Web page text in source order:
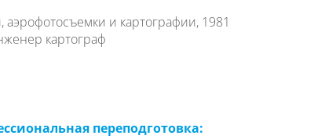
и картографии, 1981
картограф
переподготовка: